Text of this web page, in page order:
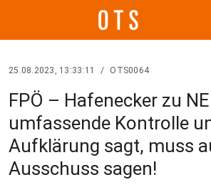
25.08.2023, 13:33:11 / OTS0064
FPÖ – Hafenecker zu
umfassende Kontrolle
Aufklärung sagt, muss
Ausschuss sagen!